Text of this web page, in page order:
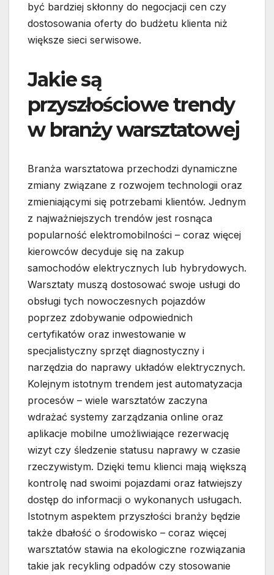
być bardziej skłonny do negocjacji cen czy
dostosowania oferty do budżetu klienta niż
większe sieci serwisowe.
Jakie są
przyszłościowe trendy
w branży warsztatowej
Branża warsztatowa przechodzi dynamiczne
zmiany związane z rozwojem technologii oraz
zmieniającymi się potrzebami klientów. Jednym
z najważniejszych trendów jest rosnąca
popularność elektromobilności – coraz więcej
kierowców decyduje się na zakup
samochodów elektrycznych lub hybrydowych.
Warsztaty muszą dostosować swoje usługi do
obsługi tych nowoczesnych pojazdów
poprzez zdobywanie odpowiednich
certyfikatów oraz inwestowanie w
specjalistyczny sprzęt diagnostyczny i
narzędzia do naprawy układów elektrycznych.
Kolejnym istotnym trendem jest automatyzacja
procesów – wiele warsztatów zaczyna
wdrażać systemy zarządzania online oraz
aplikacje mobilne umożliwiające rezerwację
wizyt czy śledzenie statusu naprawy w czasie
rzeczywistym. Dzięki temu klienci mają większą
kontrolę nad swoimi pojazdami oraz łatwiejszy
dostęp do informacji o wykonanych usługach.
Istotnym aspektem przyszłości branży będzie
także dbałość o środowisko – coraz więcej
warsztatów stawia na ekologiczne rozwiązania
takie jak recykling odpadów czy stosowanie